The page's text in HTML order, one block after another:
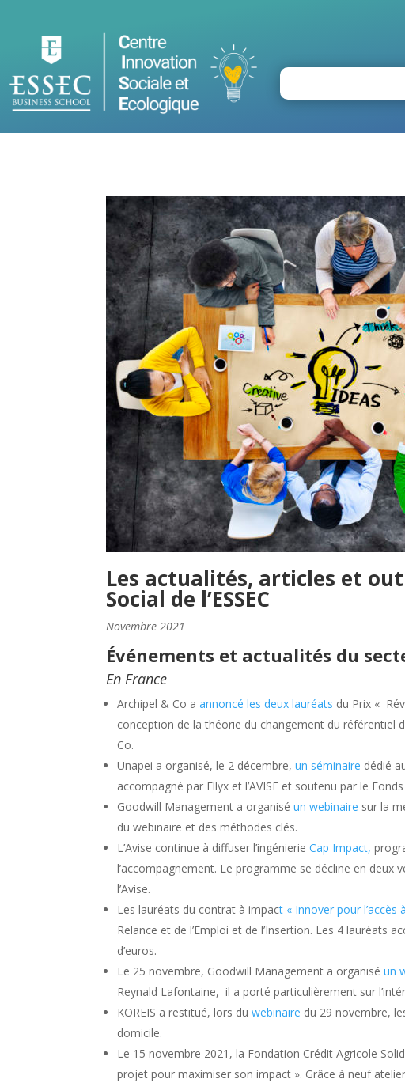
Les actualités, articles et
Social de l’ESSEC
Novembre 2021
Événements et actualités du
En France
Archipel & Co a annoncé les deux lauréats du Prix «
conception de la théorie du changement du référentiel
Co.
Unapei a organisé, le 2 décembre,un séminaire dédié
accompagné par Ellyx et l’AVISE et soutenu par le
Goodwill Management a organiséun webinaire sur la
du webinaire et des méthodes clés.
L’Avise continue à diffuser l’ingénierieCap Impact,
l’accompagnement. Le programme se décline en
l’Avise.
Les lauréats du contrat à impact « Innover pour l’accès
Relance et de l’Emploi et de l’Insertion. Les 4 lauréats
d’euros.
Le 25 novembre, Goodwill Management a organiséun
Reynald Lafontaine, il a porté particulièrement sur
KOREIS a restitué, lors duwebinaire du 29 novembre,
domicile.
Le 15 novembre 2021, la Fondation Crédit Agricole
projet pour maximiser son impact ». Grâce à neuf